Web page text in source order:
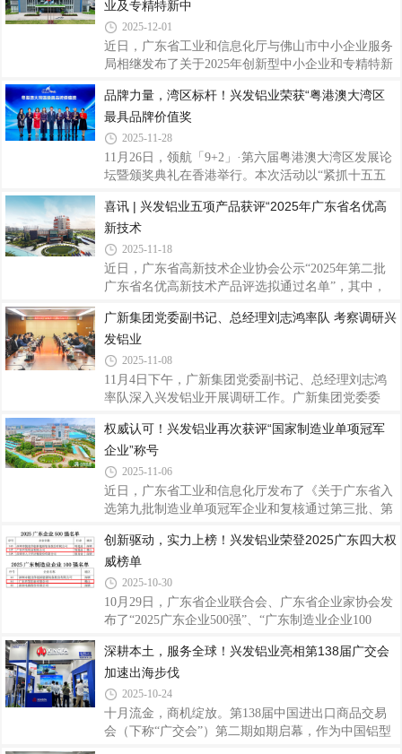
直观展现核心竞争力。投资者一行首先走访
奖，三水公司“1800T单机产能提升”项目荣获三等
奖。充分展现了兴发铝业在精益创效与持续改进方面
的扎实功底与团队活力。训练营结营会议上李俭强进
行优秀项目分享两个获奖项目分别实现关键突
程、建立试模反馈机制等举措，有效提升了幕墙料的
尺寸精度与材料利用效率。“1800T单机产能提升”项
目
业及专精特新中
2025-12-01
近日，广东省工业和信息化厅与佛山市中小企业服务
局相继发布了关于2025年创新型中小企业和专精特新
广东兴发精密制造有限公司（以下简称“兴发铝业精
密制造公司”）凭借扎实的创新实力、突出的专业优
势以及稳健的发展态势，顺利通过这两项重要资质的
复核，标志着公司在持续创新能力、专业发展水平及
精细化经营管理等方面获得了政府与行业的高度认
的基础层级，更是企业创新能力的核心认证标志，其
复评严格考量企业的创新投入、成长性表现及专
品牌力量，湾区标杆！兴发铝业荣获“粤港澳大湾区
最具品牌价值奖
2025-11-28
11月26日，领航「9+2」·第六届粤港澳大湾区发展论
坛暨颁奖典礼在香港举行。本次活动以“紧抓十五五
技及产业界代表，期间，兴发铝业凭借强大的品牌影
响力以及在铝挤压材领域的深厚积累，荣获“粤港澳
大湾区最具品牌价值奖”殊荣，这是对兴发铝业40多
年来深耕主业、锐意进取的充分肯定，也彰显了公司
领先的综合实力与品牌美誉度。据了解，活动自2020
对接与合作发展的重要平台。领航「9+2」·第六届粤
港澳大湾区发展论坛暨颁奖典礼旨在分享湾
喜讯 | 兴发铝业五项产品获评“2025年广东省名优高
新技术
2025-11-18
近日，广东省高新技术企业协会公示“2025年第二批
广东省名优高新技术产品评选拟通过名单”，其中，
铝型材”“汽车部件用高强度、耐腐蚀铝型材”“电子设
备用易切削高精度结构件铝型材”和子公司广东兴发
精密制造有限公司的“建筑铝模板用高可挤压性6xxx
系铝合金型材”“绿色节能铝合金隔音隔热门窗”共五项
产品上榜，是对公司技术创新和产品研发成果转化能
的创新实力和市场竞争力。据悉，“广东省名优高新
技术产品”是广东省推动高质量发展
广新集团党委副书记、总经理刘志鸿率队 考察调研兴
发铝业
2025-11-08
11月4日下午，广新集团党委副书记、总经理刘志鸿
率队深入兴发铝业开展调研工作。广新集团党委委
董事长王立，董事、总经理廖玉庆参加调研。座谈会
上，王立围绕兴发铝业“十四五”期间发展成效、经营
情况、存在问题及下一步工作计划等方面作详细汇
报。与会人员就公司经营、行业动态及市场形
势、“十五五”规划方案等内容展开深入研讨，为兴发
严峻的市场环境中表现出的韧性与成效给予了充分肯
定，并结合“十五五”规划部署，提出五点工作要求
权威认可！兴发铝业再次获评“国家制造业单项冠军
企业”称号
2025-11-06
近日，广东省工业和信息化厅发布了《关于广东省入
选第九批制造业单项冠军企业和复核通过第三批、第
借在技术创新、市场引领、产业链整合等方面的综合
优势，继 2018年认定及2021年复核通过后，今年再次
顺利通过复核，摘得此项国家级殊荣，彰显了公司在
铝加工细分领域的领先地位。据了解，制造业单项冠
军企业是指长期专注于制造业特定细分产品市场，生
球或国内前列的企业，代表全球制造业细分领域最高
发展水平和最强市场实力，且需通过严苛的复
创新驱动，实力上榜！兴发铝业荣登2025广东四大权
威榜单
2025-10-30
10月29日，广东省企业联合会、广东省企业家协会发
布了“2025广东企业500强”、“广东制造业企业100
兴发铝业荣登2025广东企业500强第147位、广东制造
业企业100强第64位、广东创新企业100强第60位；同
期，广东省制造业协会、广东省发展和改革研究院、
暨南大学产业经济研究院联合发布了“2025年广东省
制造业企业500强”名单，兴发铝业以营业收入
深耕本土，服务全球！兴发铝业亮相第138届广交会
加速出海步伐
2025-10-24
十月流金，商机绽放。第138届中国进出口商品交易
会（下称“广交会”）第二期如期启幕，作为中国铝型